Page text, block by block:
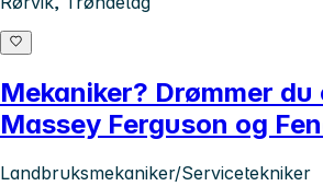
Mekaniker? Drømmer du
Massey Ferguson og
Landbruksmekaniker/Servicetekniker